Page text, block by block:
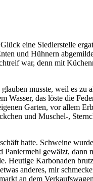
eine Siedlerstelle
und Hühnern
war, denn mit
musste, weil es
das löste die
Garten, vor allem
und Muschel-,
hatte. Schweine
gewälzt, dann
Heutige Karbonaden
anderes, mir
an dem